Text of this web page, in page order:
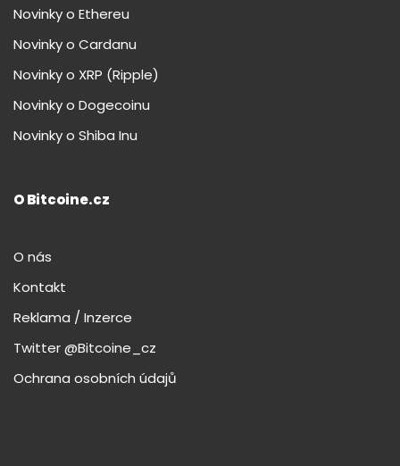
Novinky o Ethereu
Novinky o Cardanu
Novinky o XRP (Ripple)
Novinky o Dogecoinu
Novinky o Shiba Inu
O Bitcoine.cz
O nás
Kontakt
Reklama / Inzerce
Twitter @Bitcoine_cz
Ochrana osobních údajů